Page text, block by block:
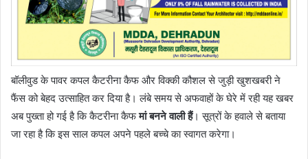
बॉलीवुड के पावर कपल कैटरीना कैफ और विक्की कौशल से जुड़ी खुशखबरी ने
फैंस को बेहद उत्साहित कर दिया है। लंबे समय से अफवाहों के घेरे में रही यह खबर
अब पुख्ता हो गई है कि कैटरीना कैफमां बनने वाली हैं। सूत्रों के हवाले से बताया
जा रहा है कि इस साल कपल अपने पहले बच्चे का स्वागत करेगा।